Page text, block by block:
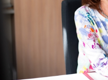
Erweiterte Suche
Gebärdensprache
Leichte Sprache